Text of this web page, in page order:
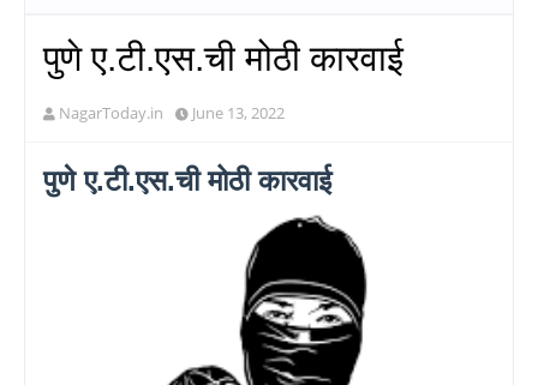
पुणे ए.टी.एस.ची मोठी कारवाई
NagarToday.in June 13, 2022
पुणे ए.टी.एस.ची मोठी कारवाई